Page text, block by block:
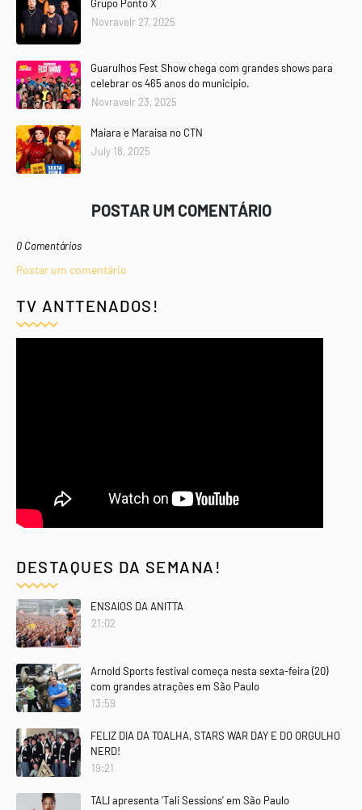
Grupo Ponto X
Novravelr 27, 2025
Guarulhos Fest Show chega com grandes shows para
celebrar os 465 anos do município.
Novravelr 23, 2025
Maiara e Maraisa no CTN
July 18, 2025
POSTAR UM COMENTÁRIO
0 Comentários
Postar um comentário
TV ANTTENADOS!
DESTAQUES DA SEMANA!
ENSAIOS DA ANITTA
21:02
Arnold Sports festival começa nesta sexta-feira (20)
com grandes atrações em São Paulo
13:59
FELIZ DIA DA TOALHA, STARS WAR DAY E DO ORGULHO
NERD!
19:21
TALI apresenta 'Tali Sessions' em São Paulo